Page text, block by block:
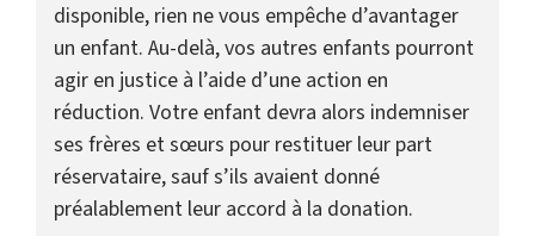
disponible, rien ne vous empêche d’avantager
un enfant. Au-delà, vos autres enfants pourront
agir en justice à l’aide d’une action en
réduction. Votre enfant devra alors indemniser
ses frères et sœurs pour restituer leur part
réservataire, sauf s’ils avaient donné
préalablement leur accord à la donation.